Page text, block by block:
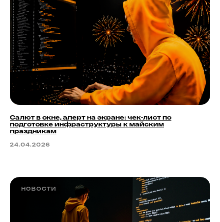
Салют в окне, алерт на экране: чек-лист по
подготовке инфраструктуры к майским
праздникам
24.04.2026
НОВОСТИ